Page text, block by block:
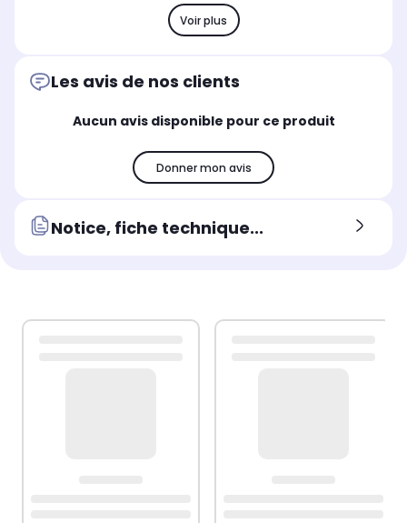
Voir plus
Les avis de nos clients
Aucun avis disponible pour ce produit
Donner mon avis
Notice, fiche technique...